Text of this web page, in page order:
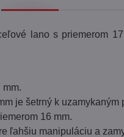
lano s priemerom
je šetrný k uzamykaným
16 mm.
ľahšiu manipuláciu a